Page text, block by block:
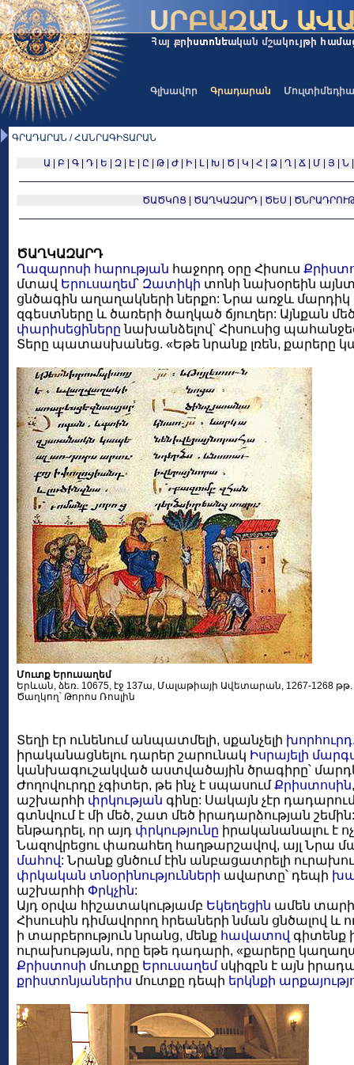
Գլխավոր Գրադարան Մուլտիմեդիա
ԳՐԱԴԱՐԱՆ / ՀԱՆՐԱԳԻՏԱՐԱՆ
Ա Բ Գ Դ Ե Զ Է Ը Թ Ժ Ի Լ| Խ Ծ Կ Հ Ձ Ղ Ճ Մ Յ Ն
ԾԱԾԿՈՑ ԾԱՂԿԱԶԱՐԴ| ԾԵՍ
ԾԱՂԿԱԶԱՐԴ
Ղազարոսի հարության հաջորդ օրը Հիսուս
մտավ Երուսաղեմ՝ Զատիկի տոնի նախօրեին
ցնծագին աղաղակների ներքո: Նրա առջև մարդիկ
զգեստները և ծառերի ծաղկած ճյուղեր: Այնքան մեծ
փարիսեցիները նախանձելով՝ Հիսուսից
Տերը պատասխանեց. «Եթե նրանք լռեն, քարերը
Մուտք Երուսաղեմ
Երևան, ձեռ. 10675, էջ 137ա, Մալաթիայի Ավետարան, 1267-1268 թթ.
Ծաղկող՝ Թորոս Ռոսլին
Տեղի էր ունենում անպատմելի, սքանչելի
իրականացնելու դարեր շարունակ Իսրայելի
կանխագուշակված աստվածային ծրագիրը՝
Ժողովուրդը չգիտեր, թե ինչ է սպասումՔրիստոսին
աշխարհի փրկության գինը: Սակայն չէր
գտնվում է մի մեծ, շատ մեծ իրադարձության շեմին:
ենթադրել, որ այդ փրկությունը իրականանալու է
Նազովրեցու փառահեղ հաղթարշավով, այլ Նրա
մահով: Նրանք ցնծում էին անբացատրելի
փրկական տնօրինությունների ավարտը՝ դեպի
աշխարհի Փրկչին:
Այդ օրվա հիշատակությամբ Եկեղեցին ամեն տարի
Հիսուսին դիմավորող հրեաների նման ցնծալով և
ի տարբերություն նրանց, մենք հավատով գիտենք
ուրախության, որը եթե դադարի, «քարերը
Քրիստոսի մուտքը Երուսաղեմսկիզբն է այն
քրիստոնյաներիս մուտքը դեպի երկնքի